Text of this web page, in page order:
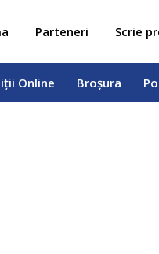
Parteneri Scrie
Online Broșura
Online Broșura